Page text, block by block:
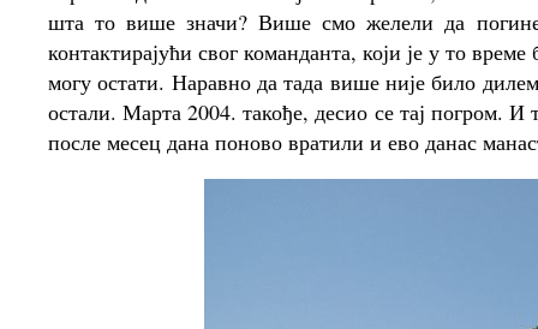
шта то више значи? Више смо желели да
контактирајући свог команданта, који је у то
могу остати. Наравно да тада више није било
остали. Марта 2004. такође, десио се тај погром.
после месец дана поново вратили и ево данас